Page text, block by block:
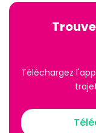
Téléchargez